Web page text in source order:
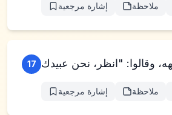
إشارة مرجعية ملاحظة
17
إشارة مرجعية ملاحظة